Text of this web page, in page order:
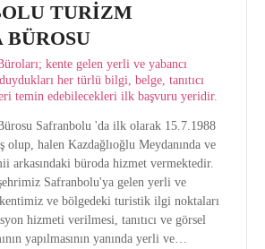
TURİZM
kente gelen yerli ve yabancı
her türlü bilgi, belge, tanıtıcı
temin edebilecekleri ilk başvuru yeridir.
Safranbolu 'da ilk olarak 15.7.1988
olup, halen Kazdağlıoğlu Meydanında ve
arkasındaki büroda hizmet vermektedir.
Safranbolu'ya gelen yerli ve
ve bölgedeki turistik ilgi noktaları
hizmeti verilmesi, tanıtıcı ve görsel
yapılmasının yanında yerli ve…